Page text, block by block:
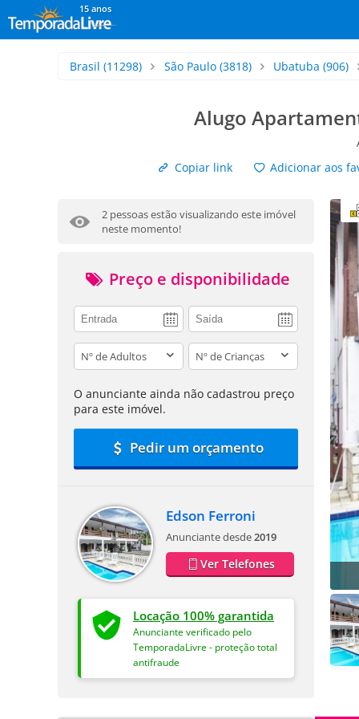
15 anos
Brasil (11298) São Paulo(3818) Ubatuba (906)
Alugo
Copiar link
Adicionar aos
2 pessoas estão visualizando este imóvel
neste momento!
Preço e disponibilidade
adults children
O anunciante ainda não cadastrou preço
para este imóvel.
Pedir um orçamento
Edson Ferroni
Anunciante desde2019
Ver Telefones
Locação 100% garantida
Anunciante verificado pelo
TemporadaLivre - proteção total
antifraude